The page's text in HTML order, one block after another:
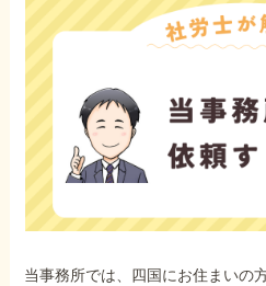
当事務所では、四国にお住まいの